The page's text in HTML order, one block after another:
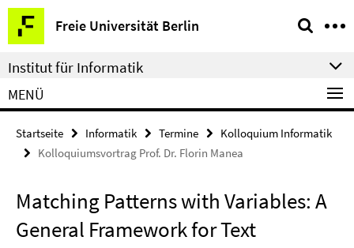
Springe
direkt
zu
Inhalt
Freie Universität Berlin
Service-
Navigation
Institut für Informatik
MENÜ
Startseite Informatik Termine
Kolloquium Informatik
Kolloquiumsvortrag Prof. Dr. Florin Manea
Matching Patterns with Variables: A
General Framework for Text